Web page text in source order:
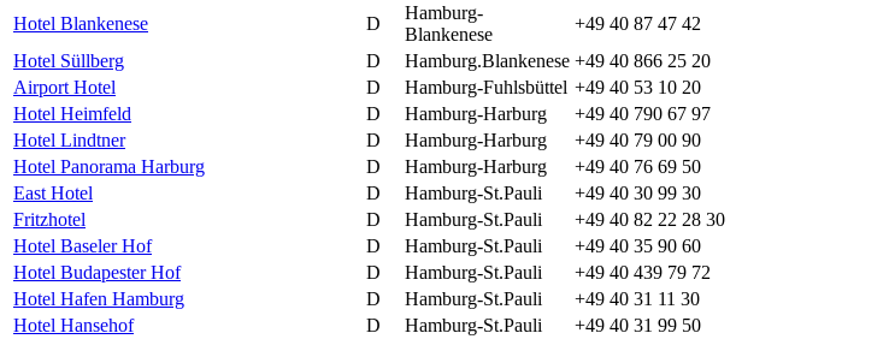
Hotel Blankenese
D
Hamburg-
Blankenese
+49 40 87 47 42
Hotel Süllberg
D Hamburg.Blankenese +49 40 866 25 20
Airport Hotel
D Hamburg-Fuhlsbüttel +49 40 53 10 20
Hotel Heimfeld
D Hamburg-Harburg
+49 40 790 67 97
Hotel Lindtner
D Hamburg-Harburg
+49 40 79 00 90
Hotel Panorama Harburg
D Hamburg-Harburg
+49 40 76 69 50
East Hotel
D Hamburg-St.Pauli
+49 40 30 99 30
Fritzhotel
D Hamburg-St.Pauli
+49 40 82 22 28 30
Hotel Baseler Hof
D Hamburg-St.Pauli
+49 40 35 90 60
Hotel Budapester Hof
D Hamburg-St.Pauli
+49 40 439 79 72
Hotel Hafen Hamburg
D Hamburg-St.Pauli
+49 40 31 11 30
Hotel Hansehof
D Hamburg-St.Pauli
+49 40 31 99 50